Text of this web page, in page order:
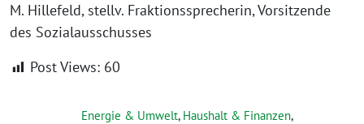
M. Hillefeld, stellv. Fraktionssprecherin, Vorsitzende
des Sozialausschusses
Post Views: 60
Energie & Umwelt, Haushalt & Finanzen,